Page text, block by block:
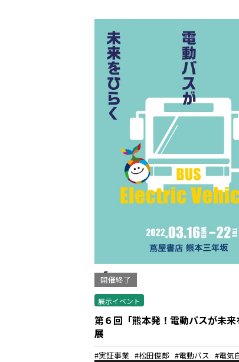
開催終了
展示イベント
第６回「熊本発！電動バスが未来
展
実証事業 松田俊郎 電動バス 電気